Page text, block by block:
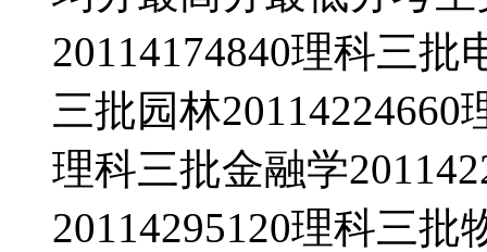
20114174840理科三批
三批园林20114224660
理科三批金融学
20114295120理科三批